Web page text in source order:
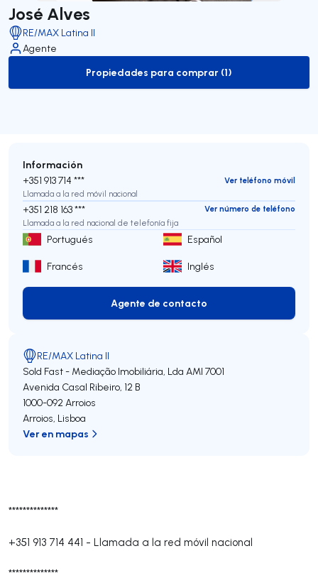
José Alves
RE/MAX Latina II
Agente
to-buy-listing
Propiedades para comprar (1)
**************
+351 913 714 441 - Llamada a la red móvil nacional
Información
+351 913 714 ***
Ver teléfono móvil
Llamada a la red móvil nacional
+351 218 163 ***
Ver número de teléfono
Llamada a la red nacional de telefonía fija
Portugués Español
Francés Inglés
Agente de contacto
Agente de contacto
RE/MAX Latina II
Sold Fast - Mediação Imobiliária, Lda AMI 7001
Avenida Casal Ribeiro, 12 B
1000-092Arroios
Arroios, Lisboa
Ver en mapas